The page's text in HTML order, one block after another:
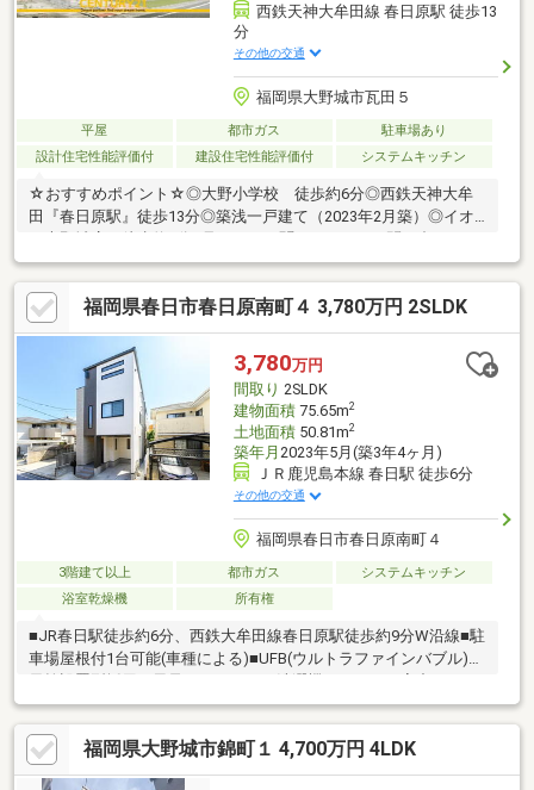
西鉄天神大牟田線 春日原駅 徒歩13
分
その他の交通
福岡県大野城市瓦田５
平屋 都市ガス
駐車場あり
設計住宅性能評価付
建設住宅性能評価付 システムキッチン
☆おすすめポイント☆◎大野小学校 徒歩約6分◎西鉄天神大牟
田『春日原駅』徒歩13分◎築浅一戸建て（2023年2月築）◎イオ
見学予約も、まずは「資料請求」またはお電話で♪【センチュリー
２１】■ 世界84の国と地域に、12900店舗、14.4万人もの営業スタ
ッフ （2024年3月末時点）。これが世界最大級の不動産ネット
ワーク 「センチュリー21」です!■「安心」と「信頼」をモットー
に、北海道から沖縄までの994店舗、6442人のスタッフ （2024
年3月末時点）が住まい選びのお手伝いをしています。
福岡県春日市春日原南町４ 3,780万円 2SLDK
3,780万円
間取り 2SLDK
建物面積75.65m2
土地面積50.81m2
築年月 2023年5月(築3年4ヶ月)
ＪＲ鹿児島本線 春日駅 徒歩6分
その他の交通
福岡県春日市春日原南町４
3階建て以上 都市ガス
システムキッチン
浴室乾燥機
所有権
■JR春日駅徒歩約6分、西鉄大牟田線春日原駅徒歩約9分W沿線■駐
車場屋根付1台可能(車種による)■UFB(ウルトラファインバブル)
ての水をUFB化されております。一般的には、洗浄力の向上、排
水溝のぬめり抑制、トイレの汚れ付着防止、洗濯物の黄ばみ防
止、美容・保湿効果 があるといわれています。■周辺環境 徒歩
10分圏内に以下の施設ございます。春日原小学校徒歩約2分、春
福岡県大野城市錦町１ 4,700万円 4LDK